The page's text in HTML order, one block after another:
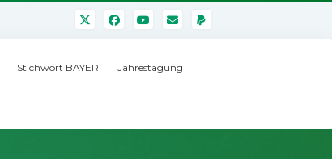
Stichwort BAYER Jahrestagung